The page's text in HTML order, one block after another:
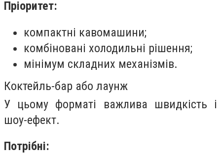
Пріоритет:
компактні кавомашини;
комбіновані холодильні рішення;
мінімум складних механізмів.
Коктейль-бар або лаунж
У цьому форматі важлива швидкість і
шоу-ефект.
Потрібні: